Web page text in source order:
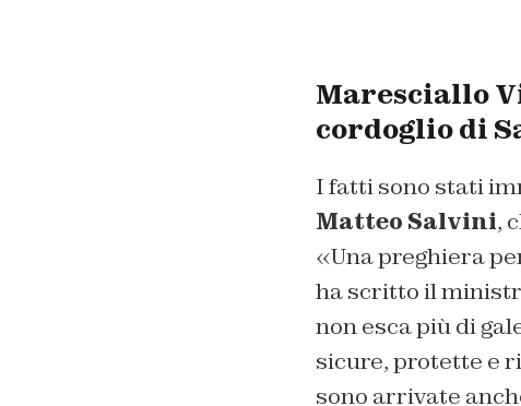
Maresciallo
cordoglio di
I fatti sono stati
Matteo Salvini,
«Una preghiera
ha scritto il
non esca più di
sicure, protette e
sono arrivate